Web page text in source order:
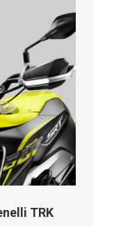
TRK